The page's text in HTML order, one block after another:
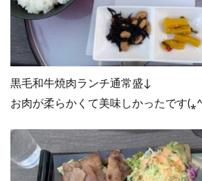
黒毛和牛焼肉ランチ通常盛↓
お肉が柔らかくて美味しかったです